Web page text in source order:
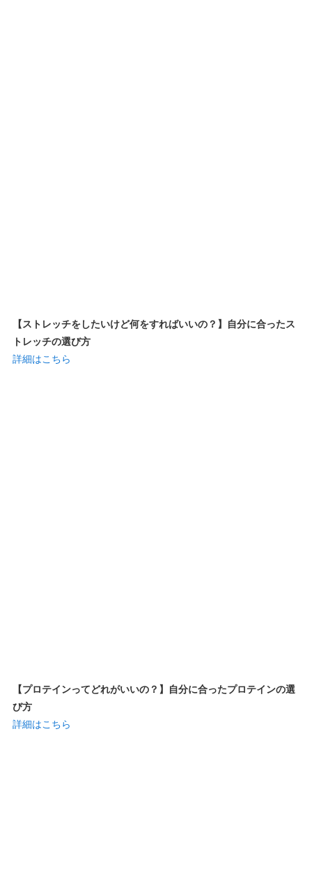
【ストレッチをしたいけど何をすればいいの？】自分に合ったス
トレッチの選び方
詳細はこちら
【プロテインってどれがいいの？】自分に合ったプロテインの選
び方
詳細はこちら